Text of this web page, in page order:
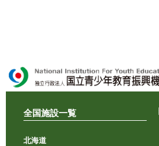
域での勧誘活動を行ったり、自らの団
全国施設一覧
北海道